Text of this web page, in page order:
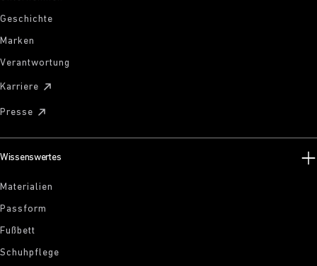
Geschichte
Marken
Verantwortung
Karriere
Presse
Wissenswertes
Materialien
Passform
Fußbett
Schuhpflege